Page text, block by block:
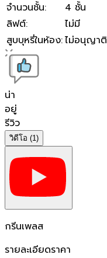
จำนวนชั้น:
4 ชั้น
ลิฟต์:
ไม่มี
สูบบุหรี่ในห้อง:ไม่อนุญาติ
น่า
อยู่
รีวิว
วิดีโอ (1)
กรีนเพลส
รายละเอียดราคา